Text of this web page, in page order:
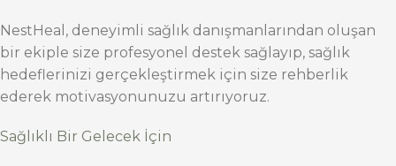
NestHeal, deneyimli sağlık danışmanlarından oluşan
bir ekiple size profesyonel destek sağlayıp, sağlık
hedeflerinizi gerçekleştirmek için size rehberlik
ederek motivasyonunuzu artırıyoruz.
Sağlıklı Bir Gelecek İçin